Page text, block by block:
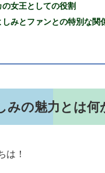
の女王としての役割
しみとファンとの特別な関
みの魅力とは何
は！